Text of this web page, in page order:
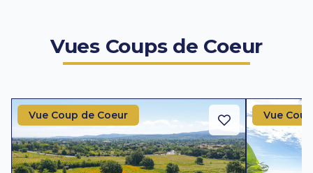
Vues Coups de Coeur
Vue Coup de Coeur Vue